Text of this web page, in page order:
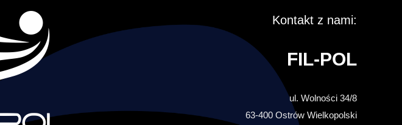
Kontakt z nami:
FIL-POL
ul. Wolności 34/8
63-400 Ostrów Wielkopolski